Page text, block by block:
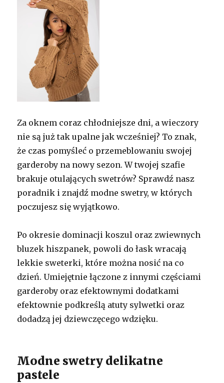
Za oknem coraz chłodniejsze dni, a wieczory
nie są już tak upalne jak wcześniej? To znak,
że czas pomyśleć o przemeblowaniu swojej
garderoby na nowy sezon. W twojej szafie
brakuje otulających swetrów? Sprawdź nasz
poradnik i znajdź modne swetry, w których
poczujesz się wyjątkowo.
Po okresie dominacji koszul oraz zwiewnych
bluzek hiszpanek, powoli do łask wracają
lekkie sweterki, które można nosić na co
dzień. Umiejętnie łączone z innymi częściami
garderoby oraz efektownymi dodatkami
efektownie podkreślą atuty sylwetki oraz
dodadzą jej dziewczęcego wdzięku.
Modne swetry delikatne
pastele